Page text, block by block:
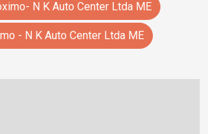
N K Auto Center Ltda ME
- N K Auto Center Ltda ME